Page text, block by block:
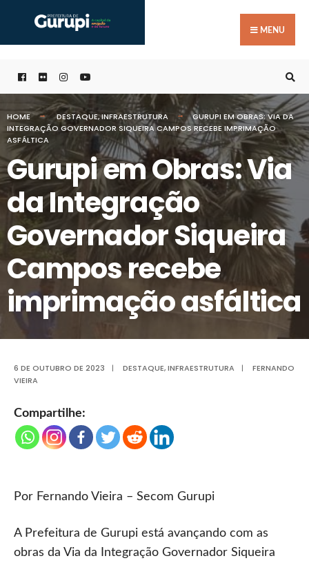
MENU
HOME DESTAQUE,INFRAESTRUTURA
GURUPI EM OBRAS: VIA DA
INTEGRAÇÃO GOVERNADOR SIQUEIRA CAMPOS RECEBE IMPRIMAÇÃO
ASFÁLTICA
Gurupi em Obras: Via
da Integração
Governador Siqueira
Campos recebe
imprimação asfáltica
6 DE OUTUBRO DE 2023 | DESTAQUE,INFRAESTRUTURA |
FERNANDO
VIEIRA
Compartilhe:
Por Fernando Vieira – Secom Gurupi
A Prefeitura de Gurupi está avançando com as
obras da Via da Integração Governador Siqueira
por: